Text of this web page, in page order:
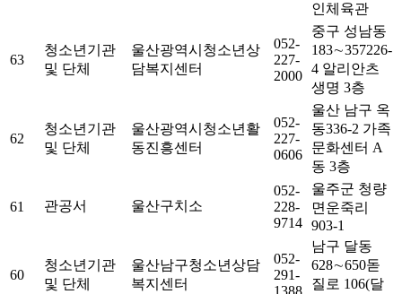
인체육관
63
청소년기관
및 단체
울산광역시청소년상
담복지센터
052-
227-
2000
중구 성남동
183∼357226-
4 알리안츠
생명 3층
62
청소년기관
및 단체
울산광역시청소년활
동진흥센터
052-
227-
0606
울산 남구 옥
동336-2 가족
문화센터 A
동 3층
61 관공서 울산구치소
052-
228-
9714
울주군 청량
면운죽리
903-1
60
청소년기관
및 단체
울산남구청소년상담
복지센터
052-
291-
남구 달동
628∼650돋
질로 106(달